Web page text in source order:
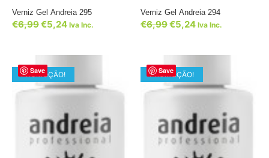
Verniz Gel Andreia 295
€6,99€5,24 Iva Inc.
Verniz Gel Andreia 294
€6,99€5,24 Iva Inc.
Save
PROMOÇÃO! Save
PROMOÇÃO!